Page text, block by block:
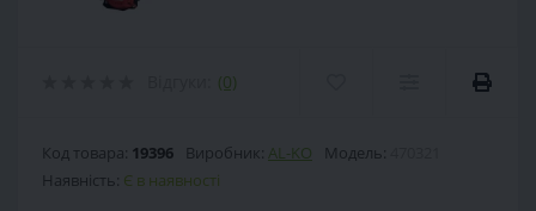
(0)
Код товара: 19396 Виробник: AL-KO Модель:
Наявність: Є в наявності